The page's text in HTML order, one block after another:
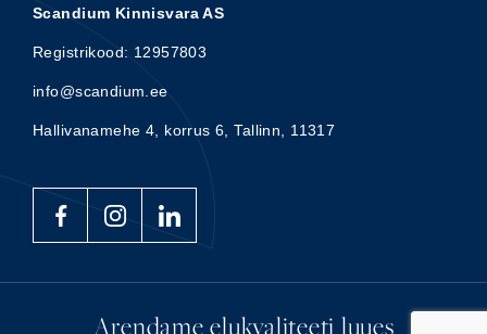
Scandium Kinnisvara AS
Registrikood: 12957803
info@scandium.ee
Hallivanamehe 4, korrus 6, Tallinn, 11317
Arendame elukvaliteeti luues